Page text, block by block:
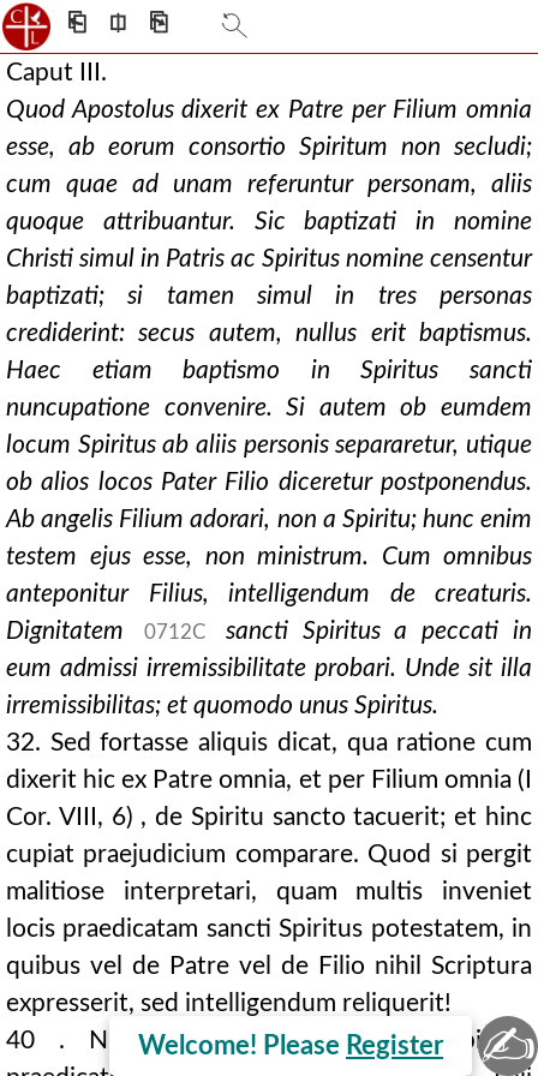
⎗ ⎅ ⎘
Caput III.
Quod Apostolus dixerit ex Patre per Filium omnia
esse, ab eorum consortio Spiritum non secludi;
cum quae ad unam referuntur personam, aliis
quoque attribuantur. Sic baptizati in nomine
Christi simul in Patris ac Spiritus nomine censentur
baptizati; si tamen simul in tres personas
crediderint: secus autem, nullus erit baptismus.
Haec etiam baptismo in Spiritus sancti
nuncupatione convenire. Si autem ob eumdem
locum Spiritus ab aliis personis separaretur, utique
ob alios locos Pater Filio diceretur postponendus.
Ab angelis Filium adorari, non a Spiritu; hunc enim
testem ejus esse, non ministrum. Cum omnibus
anteponitur Filius, intelligendum de creaturis.
Dignitatem
0712C
sancti Spiritus a peccati in
eum admissi irremissibilitate probari. Unde sit illa
irremissibilitas; et quomodo unus Spiritus.
32. Sed fortasse aliquis dicat, qua ratione cum
dixerit hic ex Patre omnia, et per Filium omnia (I
Cor. VIII, 6) , de Spiritu sancto tacuerit; et hinc
cupiat praejudicium comparare. Quod si pergit
malitiose interpretari, quam multis inveniet
locis praedicatam sancti Spiritus potestatem, in
quibus vel de Patre vel de Filio nihil Scriptura
expresserit, sed intelligendum reliquerit!
40 . Numquid ergo cum gratia Spiritus
Welcome! Please Register ✍